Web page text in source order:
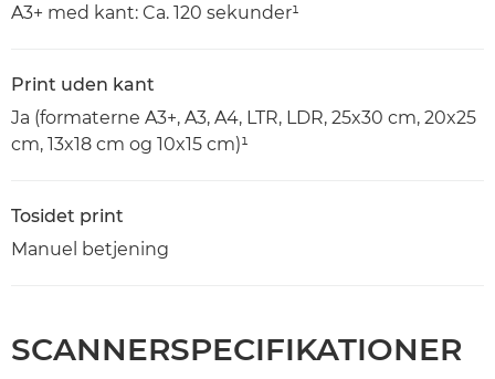
A3+ med kant: Ca. 120 sekunder¹
Print uden kant
Ja (formaterne A3+, A3, A4, LTR, LDR, 25x30 cm, 20x25
cm, 13x18 cm og 10x15 cm)¹
Tosidet print
Manuel betjening
SCANNERSPECIFIKATIONER